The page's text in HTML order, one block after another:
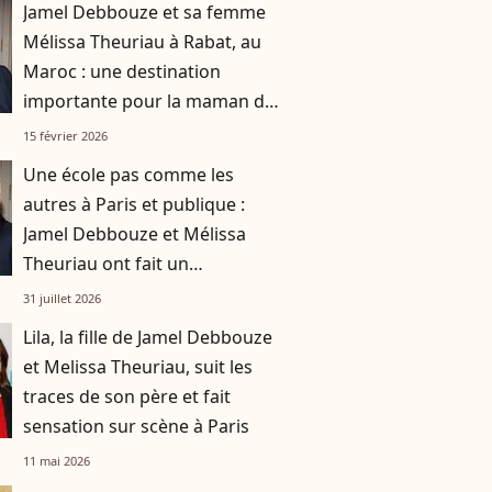
Jamel Debbouze et sa femme
Mélissa Theuriau à Rabat, au
Maroc : une destination
importante pour la maman de
Léon et Lila
15 février 2026
Une école pas comme les
autres à Paris et publique :
Jamel Debbouze et Mélissa
Theuriau ont fait un
compromis pour leurs enfants
31 juillet 2026
Lila, la fille de Jamel Debbouze
et Melissa Theuriau, suit les
traces de son père et fait
sensation sur scène à Paris
11 mai 2026